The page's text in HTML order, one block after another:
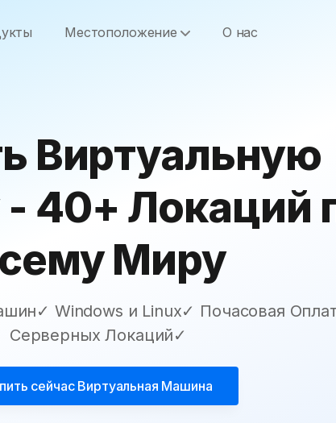
Местоположение О нас
Виртуальную
40+ Локаций
Миру
Windows и Linux✓ Почасовая
Серверных Локаций✓
сейчасВиртуальная Машина